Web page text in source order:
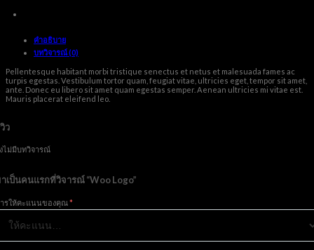
คำอธิบาย
บทวิจารณ์ (0)
Pellentesque habitant morbi tristique senectus et netus et malesuada fames ac
turpis egestas. Vestibulum tortor quam, feugiat vitae, ultricies eget, tempor sit amet,
ante. Donec eu libero sit amet quam egestas semper. Aenean ultricies mi vitae est.
Mauris placerat eleifend leo.
ว
ไม่มีบทวิจารณ์
เป็นคนแรกที่วิจารณ์ “Woo Logo”
รให้คะแนนของคุณ*